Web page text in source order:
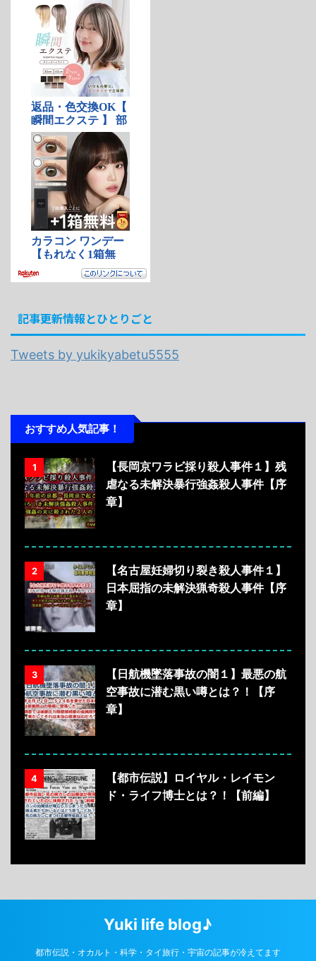
記事更新情報とひとりごと
Tweets by yukikyabetu5555
おすすめ人気記事！
1
【長岡京ワラビ採り殺人事件１】残
虐なる未解決暴行強姦殺人事件【序
章】
2
【名古屋妊婦切り裂き殺人事件１】
日本屈指の未解決猟奇殺人事件【序
章】
3
【日航機墜落事故の闇１】最悪の航
空事故に潜む黒い噂とは？！【序
章】
4
【都市伝説】ロイヤル・レイモン
ド・ライフ博士とは？！【前編】
Yuki life blog♪
都市伝説・オカルト・科学・タイ旅行・宇宙の記事が冷えてます